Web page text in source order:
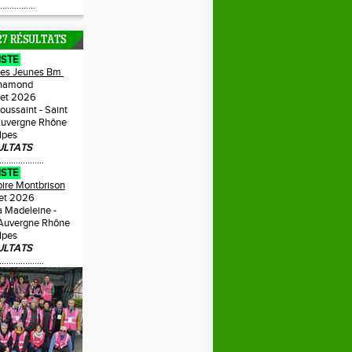
RÉSULTATS
Jeunes Bm
2026
- Saint
Rhône
Montbrison
2026
Madeleine -
Rhône